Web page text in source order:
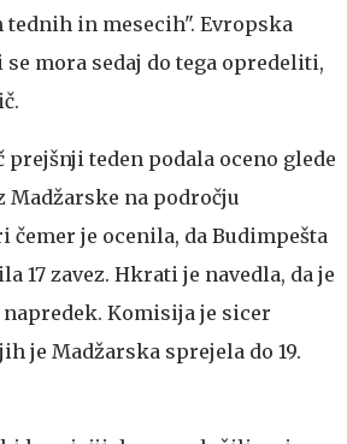
tednih in mesecih". Evropska
mora sedaj do tega opredeliti,
teden podala oceno glede
Madžarske na področju
čemer je ocenila, da Budimpešta
17 zavez. Hkrati je navedla, da je
Komisija je sicer
je Madžarska sprejela do 19.